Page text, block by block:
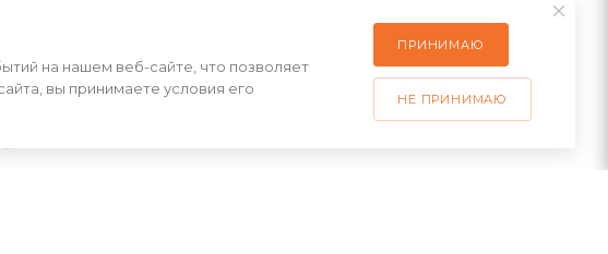
на нашем веб-сайте, что позволяет
вы принимаете условия его
ПРИНИМАЮ
НЕ ПРИНИМАЮ